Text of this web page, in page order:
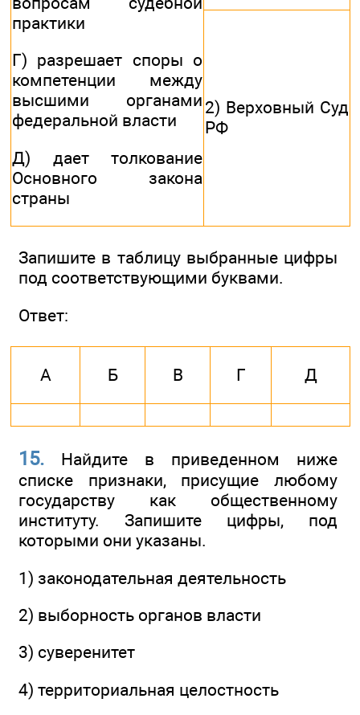
практики
Г) разрешает споры о
компетенции между
высшими органами
федеральной власти
Д) дает толкование
Основного закона
страны
2) Верховный Суд
РФ
Запишите в таблицу выбранные цифры
под соответствующими буквами.
Ответ:
А Б В Г Д
15. Найдите в приведенном ниже
списке признаки, присущие любому
государству как общественному
институту. Запишите цифры, под
которыми они указаны.
1) законодательная деятельность
2) выборность органов власти
3) суверенитет
4) территориальная целостность